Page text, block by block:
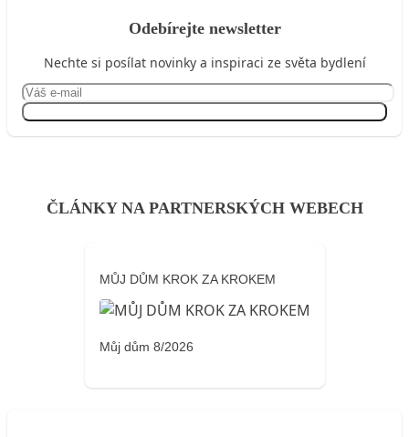
Odebírejte newsletter
Nechte si posílat novinky a inspiraci ze světa bydlení
ČLÁNKY NA PARTNERSKÝCH WEBECH
MŮJ DŮM KROK ZA KROKEM
Můj dům 8/2026